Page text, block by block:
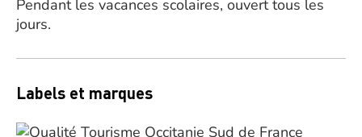
Pendant les vacances scolaires, ouvert tous les
jours.
Labels et marques